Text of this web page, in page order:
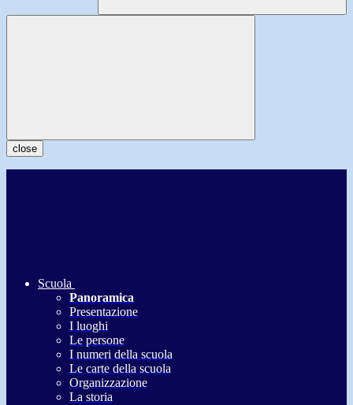
close
Scuola
Panoramica
Presentazione
I luoghi
Le persone
I numeri della scuola
Le carte della scuola
Organizzazione
La storia